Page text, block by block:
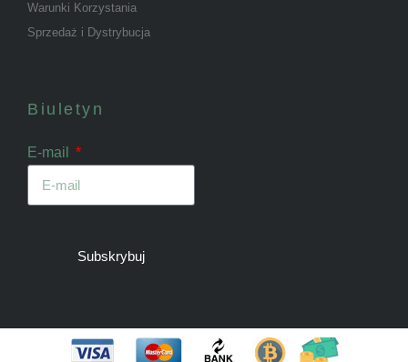
Warunki Korzystania
Sprzedaż i Dystrybucja
Biuletyn
E-mail
Subskrybuj